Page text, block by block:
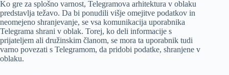
Ko gre za splošno varnost, Telegramova arhitektura v oblaku
predstavlja težavo. Da bi ponudili višje omejitve podatkov in
neomejeno shranjevanje, se vsa komunikacija uporabnika
Telegrama shrani v oblak. Torej, ko deli informacije s
prijateljem ali družinskim članom, se mora ta uporabnik tudi
varno povezati s Telegramom, da pridobi podatke, shranjene v
oblaku.